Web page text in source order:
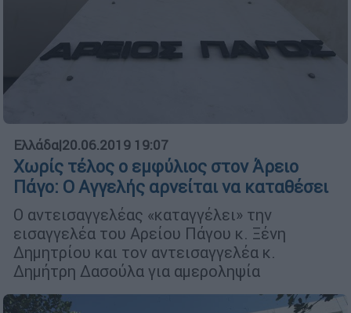
Ελλάδα|20.06.2019 19:07
Χωρίς τέλος ο εμφύλιος στον Άρειο
Πάγο: Ο Αγγελής αρνείται να καταθέσει
Ο αντεισαγγελέας «καταγγέλει» την
εισαγγελέα του Αρείου Πάγου κ. Ξένη
Δημητρίου και τον αντεισαγγελέα κ.
Δημήτρη Δασούλα για αμεροληψία